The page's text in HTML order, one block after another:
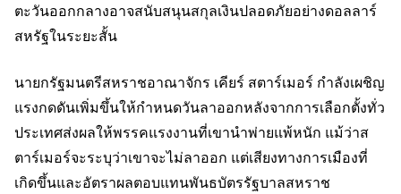
ตะวันออกกลางอาจสนับสนุนสกุลเงินปลอดภัยอย่างดอลลาร์
สหรัฐในระยะสั้น
นายกรัฐมนตรีสหราชอาณาจักร เคียร์ สตาร์เมอร์ กำลังเผชิญ
แรงกดดันเพิ่มขึ้นให้กำหนดวันลาออกหลังจากการเลือกตั้งทั่ว
ประเทศส่งผลให้พรรคแรงงานที่เขานำพ่ายแพ้หนัก แม้ว่าส
ตาร์เมอร์จะระบุว่าเขาจะไม่ลาออก แต่เสียงทางการเมืองที่
เกิดขึ้นและอัตราผลตอบแทนพันธบัตรรัฐบาลสหราช